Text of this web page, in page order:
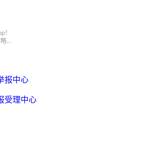
！
、
报中心
受理中心